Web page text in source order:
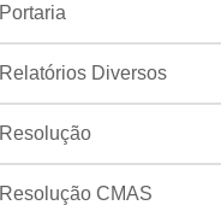
Portaria
Relatórios Diversos
Resolução
Resolução CMAS